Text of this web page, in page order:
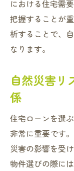
住宅ロ
ロー
項
枚方市で
と注意点
シミュ
における住宅需
把握することが
析することで、
なります。
自然災害リ
係
住宅ローンを選
非常に重要です
災害の影響を受
物件選びの際に